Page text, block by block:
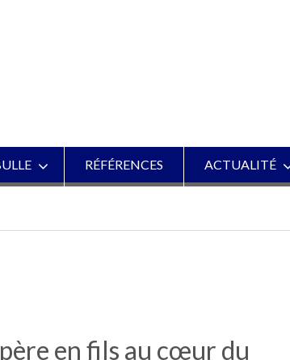
RÉFÉRENCES ACTUALITÉ
en fils au cœur du